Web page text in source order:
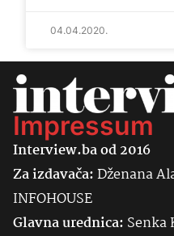
04.04.2020.
Impressum
Interview.ba od 2016
Za izdavača:Dženana
INFOHOUSE
Glavna urednica: Senka